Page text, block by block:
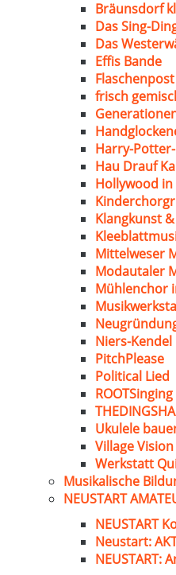
Bräunsdorf
Das Sing-
Das
Effis Bande
Flaschenpost
frisch
Harry-
Hau Drauf
Hollywood in
Klangkunst
Mittelweser
Modautaler
Mühlenchor
Niers-
PitchPlease
Political Lied
Ukulele
Village
Werkstatt
Musikalische
NEUSTART
NEUSTART
Neustart:
NEUSTART: